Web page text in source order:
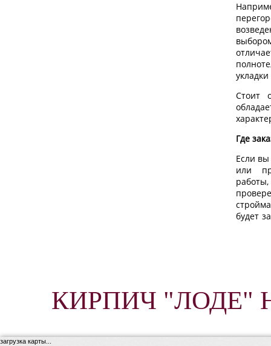
Стоит
Где
Если вы
или
будет
КИРПИЧ "ЛОДЕ"
загрузка карты...